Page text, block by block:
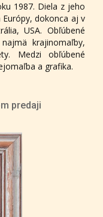
1987. Diela z jeho
dokonca aj v
USA. Obľúbené
krajinomaľby,
Medzi obľúbené
a grafika.
predaji